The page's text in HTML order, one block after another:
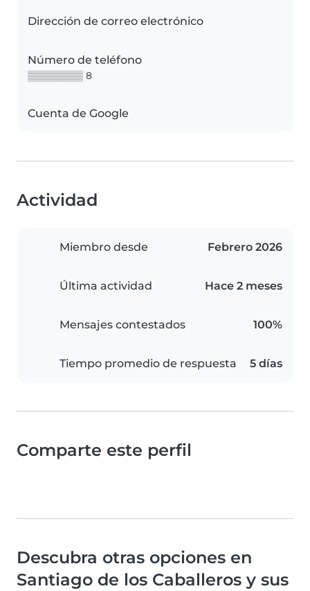
Dirección de correo electrónico
Número de teléfono
▒▒▒▒▒▒▒▒ 8
Cuenta de Google
Actividad
Miembro desde Febrero 2026
Última actividad Hace 2 meses
Mensajes contestados 100%
Tiempo promedio de respuesta 5 días
Comparte este perfil
Descubra otras opciones en
Santiago de los Caballeros y sus